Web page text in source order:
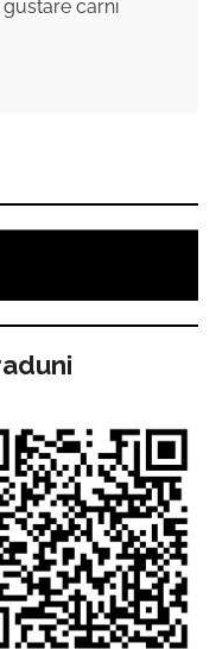
gustare carni